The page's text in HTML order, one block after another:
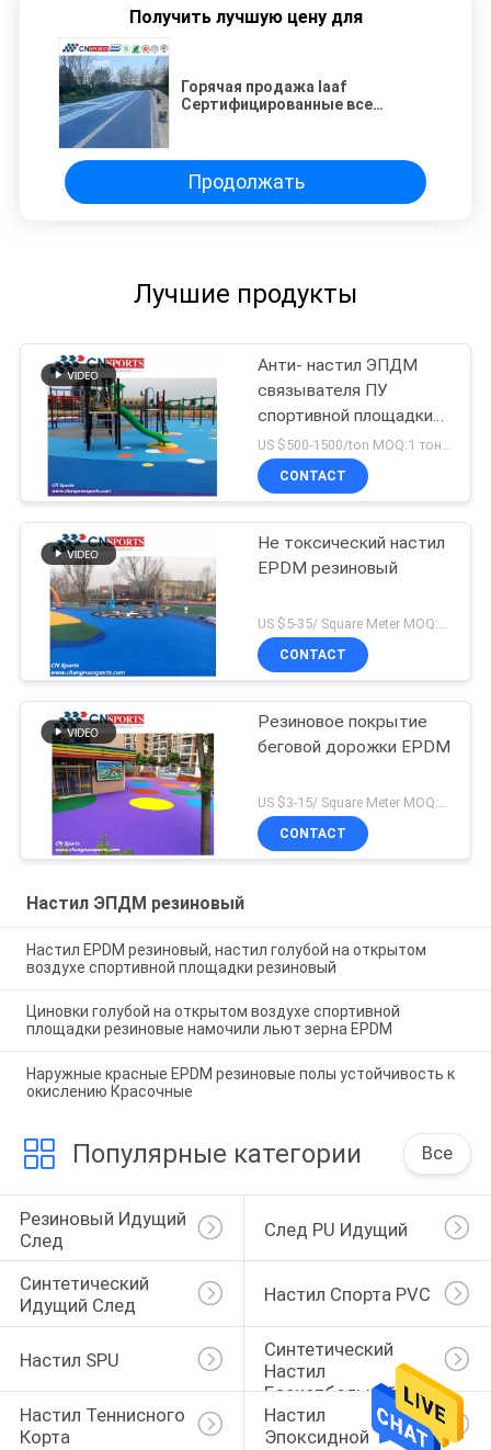
Получить лучшую цену для
Горячая продажа Iaaf
Сертифицированные все
Продолжать
Лучшие продукты
Анти- настил ЭПДМ
связывателя ПУ
спортивной площадки
выскальзывания на
открытом воздухе
влажный льет
US $500-1500/ton MOQ:1 тонна
CONTACT
Не токсический настил
EPDM резиновый
US $5-35/ Square Meter MOQ:500 кв.м.
CONTACT
Резиновое покрытие
беговой дорожки EPDM
CONTACT
Настил ЭПДМ резиновый
Настил EPDM резиновый, настил голубой на открытом
воздухе спортивной площадки резиновый
Циновки голубой на открытом воздухе спортивной
площадки резиновые намочили льют зерна EPDM
Наружные красные EPDM резиновые полы устойчивость к
окислению Красочные
Популярные категории Все
Резиновый Идущий
След
След PU Идущий
Синтетический
Идущий След
Настил Спорта PVC
Настил SPU
Синтетический
Настил
Баскетбольной
Площадки
Настил Теннисного
Корта
Настил
Эпоксидной